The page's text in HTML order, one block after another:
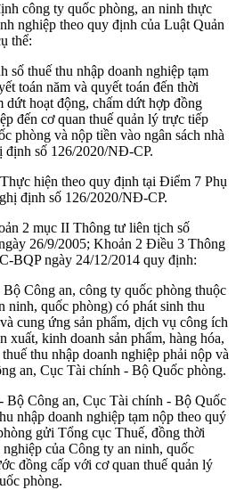
công ty quốc phòng, an ninh thực
nghiệp theo quy định của Luật Quản
thể:
số thuế thu nhập doanh nghiệp tạm
toán năm và quyết toán đến thời
dứt hoạt động, chấm dứt hợp đồng
đến cơ quan thuế quản lý trực tiếp
phòng và nộp tiền vào ngân sách nhà
định số 126/2020/NĐ-CP.
hiện theo quy định tại Điểm 7 Phụ
định số 126/2020/NĐ-CP.
2 mục II Thông tư liên tịch số
26/9/2005; Khoản 2 Điều 3 Thông
BQP ngày 24/12/2014 quy định:
Công an, công ty quốc phòng thuộc
ninh, quốc phòng) có phát sinh thu
cung ứng sản phẩm, dịch vụ công ích
xuất, kinh doanh sản phẩm, hàng hóa,
thu nhập doanh nghiệp phải nộp và
an, Cục Tài chính - Bộ Quốc phòng.
Bộ Công an, Cục Tài chính - Bộ Quốc
nhập doanh nghiệp tạm nộp theo quý
gửi Tổng cục Thuế, đồng thời
của Công ty an ninh, quốc
đồng cấp với cơ quan thuế quản lý
phòng.